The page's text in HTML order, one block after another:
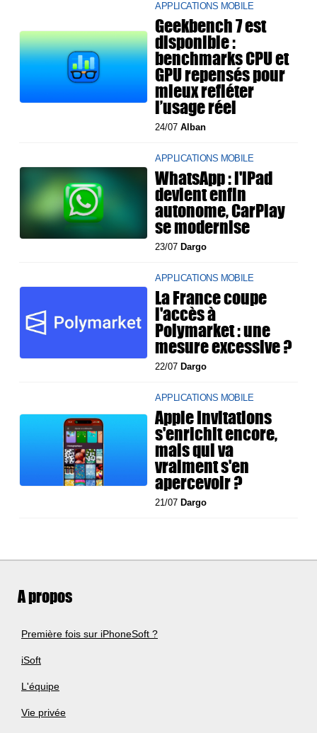
APPLICATIONS MOBILE
Geekbench 7 est
disponible :
benchmarks CPU et
GPU repensés pour
mieux refléter
l’usage réel
24/07Alban
APPLICATIONS MOBILE
WhatsApp : l'iPad
devient enfin
autonome, CarPlay
se modernise
23/07 Dargo
APPLICATIONS MOBILE
La France coupe
l'accès à
Polymarket : une
mesure excessive ?
22/07 Dargo
APPLICATIONS MOBILE
Apple Invitations
s'enrichit encore,
mais qui va
vraiment s'en
apercevoir ?
21/07 Dargo
A propos
Première fois sur iPhoneSoft ?
iSoft
L'équipe
Vie privée